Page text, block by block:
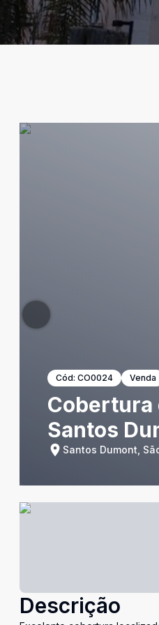
Cód: CO0024 Venda
Cobertura
Santos
Santos Dumont,
Descrição